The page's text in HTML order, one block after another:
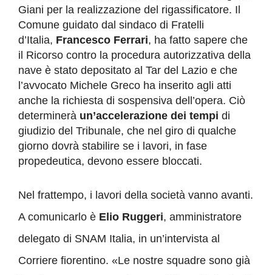
Giani per la realizzazione del rigassificatore. Il
Comune guidato dal sindaco di Fratelli
d’Italia, Francesco Ferrari, ha fatto sapere che
il Ricorso contro la procedura autorizzativa della
nave è stato depositato al Tar del Lazio e che
l’avvocato Michele Greco ha inserito agli atti
anche la richiesta di sospensiva dell’opera. Ciò
determinerà un’accelerazione dei tempi di
giudizio del Tribunale, che nel giro di qualche
giorno dovrà stabilire se i lavori, in fase
propedeutica, devono essere bloccati.
Nel frattempo, i lavori della società vanno avanti.
A comunicarlo è Elio Ruggeri, amministratore
delegato di SNAM Italia, in un’intervista al
Corriere fiorentino. «Le nostre squadre sono già